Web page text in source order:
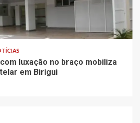
luxação no braço mobiliza
em Birigui